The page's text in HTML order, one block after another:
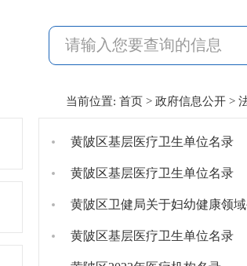
当前位置: 首页 > 政府信息公开 >
黄陂区基层医疗卫生单位名录
黄陂区基层医疗卫生单位名录
黄陂区卫健局关于妇幼健康领
黄陂区基层医疗卫生单位名录